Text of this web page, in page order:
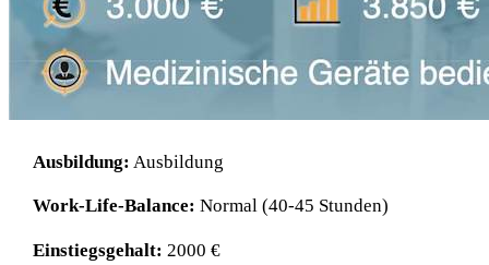
Ausbildung: Ausbildung
Work-Life-Balance: Normal (40-45 Stunden)
Einstiegsgehalt: 2000 €